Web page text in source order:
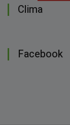
Clima
Facebook